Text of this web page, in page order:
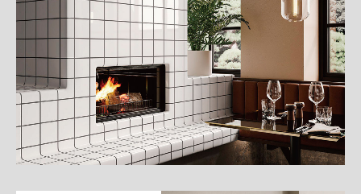
細
介
紹